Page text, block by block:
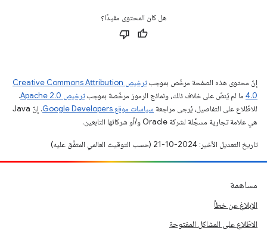
هل كان المحتوى مفيدًا؟
إنّ محتوى هذه الصفحة مرخّص بموجب
ترخيص Creative Commons Attribution
4.0‏ ما لم يُنصّ على خلاف ذلك، ونماذج الرموز مرخّصة بموجبترخيص Apache 2.0‏
.
للاطّلاع على التفاصيل، يُرجى مراجعة سياسات موقع Google Developers‏
. إنّ Java
هي علامة تجارية مسجَّلة لشركة Oracle و/أو شركائها التابعين.
تاريخ التعديل الأخير: 2024-10-21 (حسب التوقيت العالمي المتفَّق عليه)
مساهمة
الإبلاغ عن خطأ
الاطّلاع على المشاكل المفتوحة